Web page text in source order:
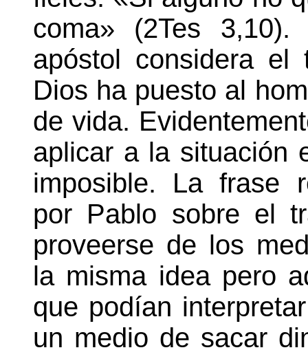
coma» (2Tes
apóstol considera
Dios ha puesto al
de vida.
aplicar a la situación
imposible. La frase
por Pablo sobre el
proveerse de los
la misma idea pero
que podían
un medio de sacar